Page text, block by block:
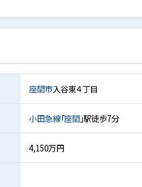
座間市入谷東４丁目
小田急線「座間」駅徒歩7分
4,150万円